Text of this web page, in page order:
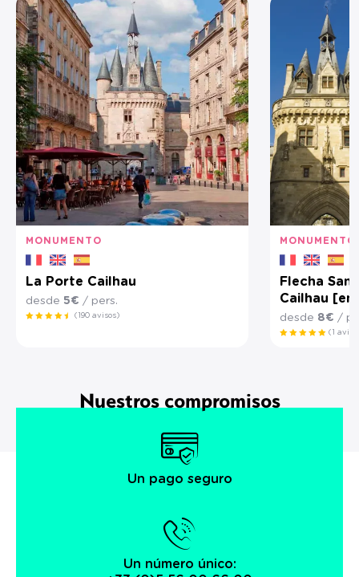
MONUMENTO
La Porte Cailhau
desde 5€ / pers.
(190 avisos)
MONUMENTO
Flecha San
Cailhau
desde 8€ /
(1
Nuestros compromisos
Un pago seguro
Un número único: